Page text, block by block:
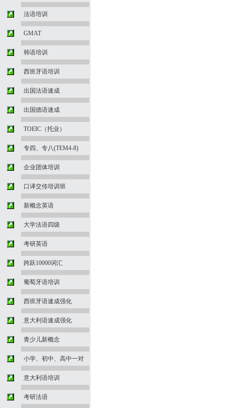
法语培训
GMAT
韩语培训
西班牙语培训
出国法语速成
出国德语速成
TOEIC（托业）
专四、专八(TEM4-8)
企业团体培训
口译交传培训班
新概念英语
大学法语四级
考研英语
跨跃10000词汇
葡萄牙语培训
西班牙语速成强化
意大利语速成强化
青少儿新概念
小学、初中、高中一对
意大利语培训
考研法语